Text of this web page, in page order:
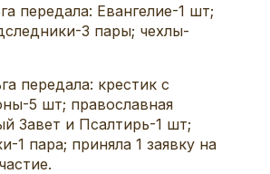
передала: Евангелие-1 шт;
3 пары; чехлы-
передала: крестик с
5 шт; православная
Завет и Псалтирь-1 шт;
1 пара; приняла 1 заявку на